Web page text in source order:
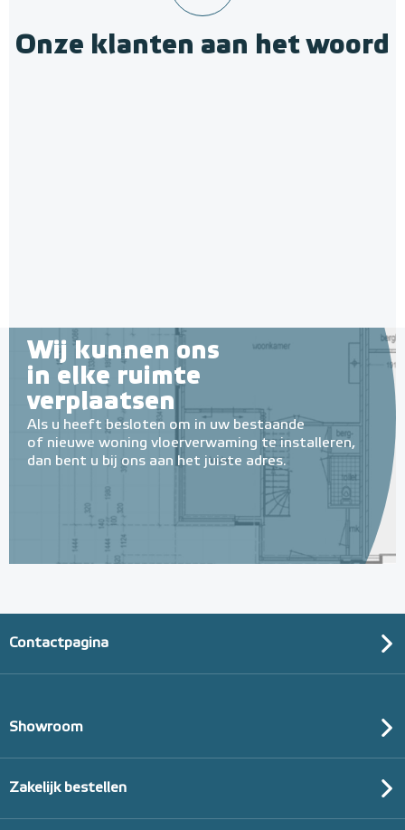
Onze klanten aan het woord
Wij kunnen ons
in elke ruimte
verplaatsen
Als u heeft besloten om in uw bestaande
of nieuwe woning vloerverwaming te installeren,
dan bent u bij ons aan het juiste adres.
Contactpagina
Showroom
Zakelijk bestellen